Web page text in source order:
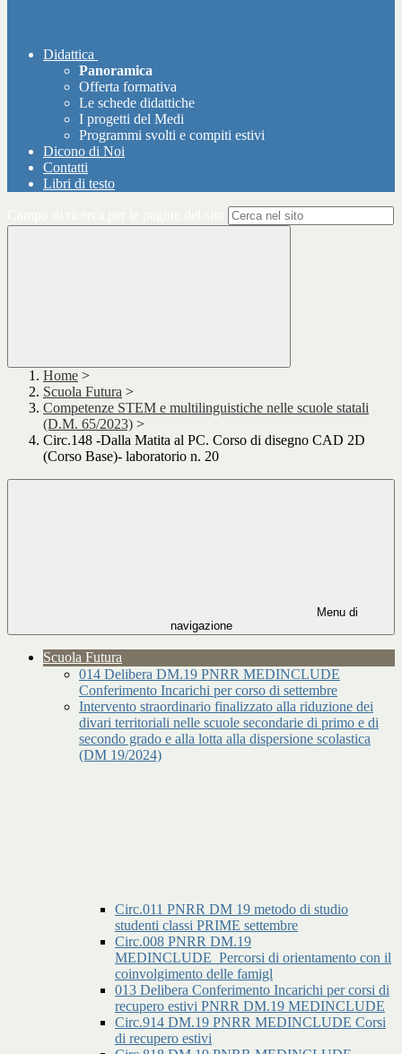
Didattica
Panoramica
Offerta formativa
Le schede didattiche
I progetti del Medi
Programmi svolti e compiti estivi
Dicono di Noi
Contatti
Libri di testo
Home >
Scuola Futura >
Competenze STEM e multilinguistiche nelle scuole statali
(D.M. 65/2023) >
Circ.148 -Dalla Matita al PC. Corso di disegno CAD 2D
(Corso Base)- laboratorio n. 20
Menu di
navigazione
Scuola Futura
014 Delibera DM.19 PNRR MEDINCLUDE
Conferimento Incarichi per corso di settembre
Intervento straordinario finalizzato alla riduzione dei
divari territoriali nelle scuole secondarie di primo e di
secondo grado e alla lotta alla dispersione scolastica
(DM 19/2024)
Circ.011 PNRR DM 19 metodo di studio
studenti classi PRIME settembre
Circ.008 PNRR DM.19
MEDINCLUDE_Percorsi di orientamento con il
coinvolgimento delle famigl
013 Delibera Conferimento Incarichi per corsi di
recupero estivi PNRR DM.19 MEDINCLUDE
Circ.914 DM.19 PNRR MEDINCLUDE Corsi
di recupero estivi